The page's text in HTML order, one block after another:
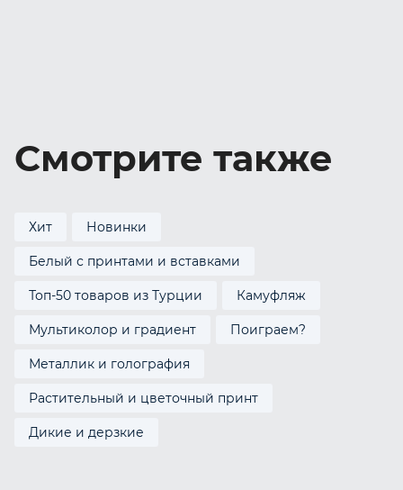
Смотрите также
Хит Новинки
Белый с принтами и вставками
Топ-50 товаров из Турции Камуфляж
Мультиколор и градиент Поиграем?
Металлик и голография
Растительный и цветочный принт
Дикие и дерзкие